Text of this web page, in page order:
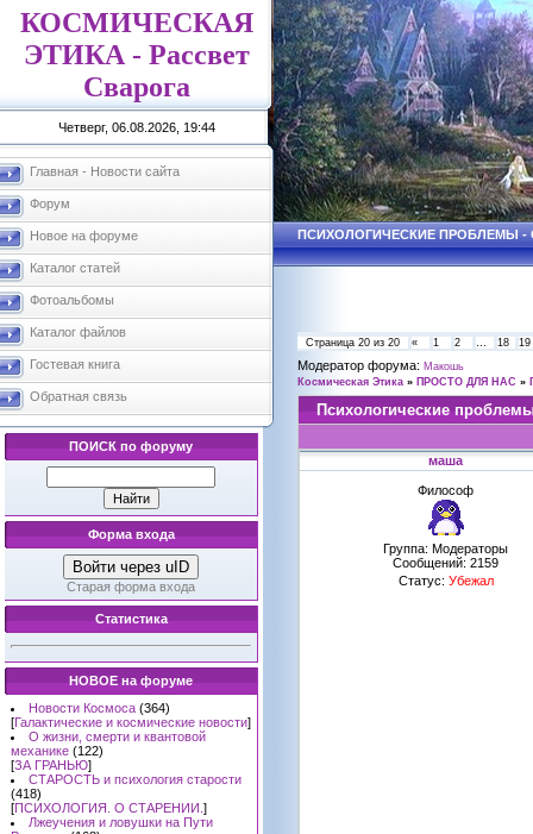
КОСМИЧЕСКАЯ
ЭТИКА - Рассвет
Сварога
Четверг, 06.08.2026, 19:44
Главная - Новости сайта
Форум
Новое на форуме
Каталог статей
Фотоальбомы
Каталог файлов
Гостевая книга
Обратная связь
ПОИСК по форуму
Форма входа
Войти через uID
Старая форма входа
Статистика
НОВОЕ на форуме
Новости Космоса (364)
[Галактические и космические новости]
О жизни, смерти и квантовой
механике (122)
[ЗА ГРАНЬЮ]
СТАРОСТЬ и психология старости
(418)
[ПСИХОЛОГИЯ. О СТАРЕНИИ. ]
Лжеучения и ловушки на Пути
ПСИХОЛОГИЧЕСКИЕ ПРОБЛЕМЫ -
Страница 20 из 20 « 1 2 … 18 19
Модератор форума: Макошь
Космическая Этика » ПРОСТО ДЛЯ НАС »
Психологические
маша
Философ
Группа: Модераторы
Сообщений: 2159
Статус: Убежал